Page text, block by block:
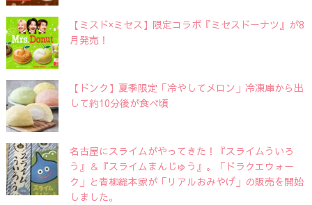
【ミスド×ミセス】限定コラボ『ミセスドーナツ』が8
月発売！
【ドンク】夏季限定「冷やしてメロン」冷凍庫から出
して約10分後が食べ頃
名古屋にスライムがやってきた！『スライムういろ
う』＆『スライムまんじゅう』。「ドラクエウォー
ク」と青柳総本家が「リアルおみやげ」の販売を開始
しました。